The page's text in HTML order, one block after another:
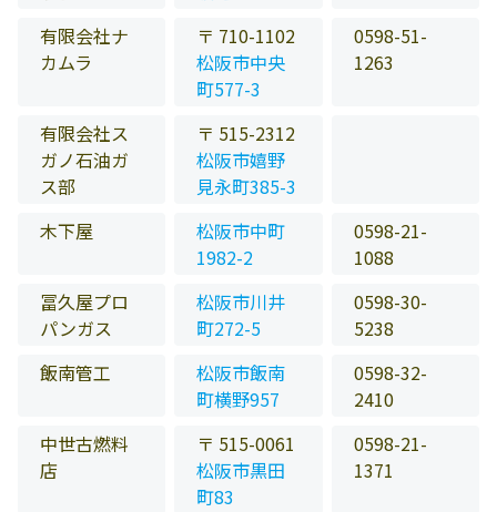
有限会社ナ
カムラ
〒 710-1102
松阪市中央
町577-3
0598-51-
1263
有限会社ス
ガノ石油ガ
ス部
〒 515-2312
松阪市嬉野
見永町385-3
木下屋
松阪市中町
1982-2
0598-21-
1088
冨久屋プロ
パンガス
松阪市川井
町272-5
0598-30-
5238
飯南管工
松阪市飯南
町横野957
0598-32-
2410
中世古燃料
店
〒 515-0061
松阪市黒田
町83
0598-21-
1371